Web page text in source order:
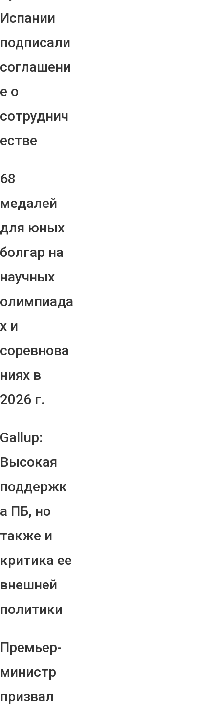
Испании
подписали
соглашени
е о
сотруднич
естве
68
медалей
для юных
болгар на
научных
олимпиада
х и
соревнова
ниях в
2026 г.
Gallup:
Высокая
поддержк
а ПБ, но
также и
критика ее
внешней
политики
Премьер-
министр
призвал